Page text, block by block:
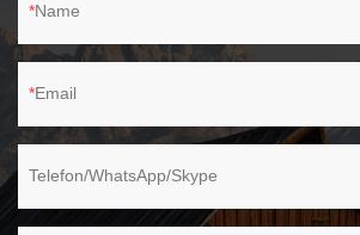
Name
Email
Telefon/WhatsApp/Skype